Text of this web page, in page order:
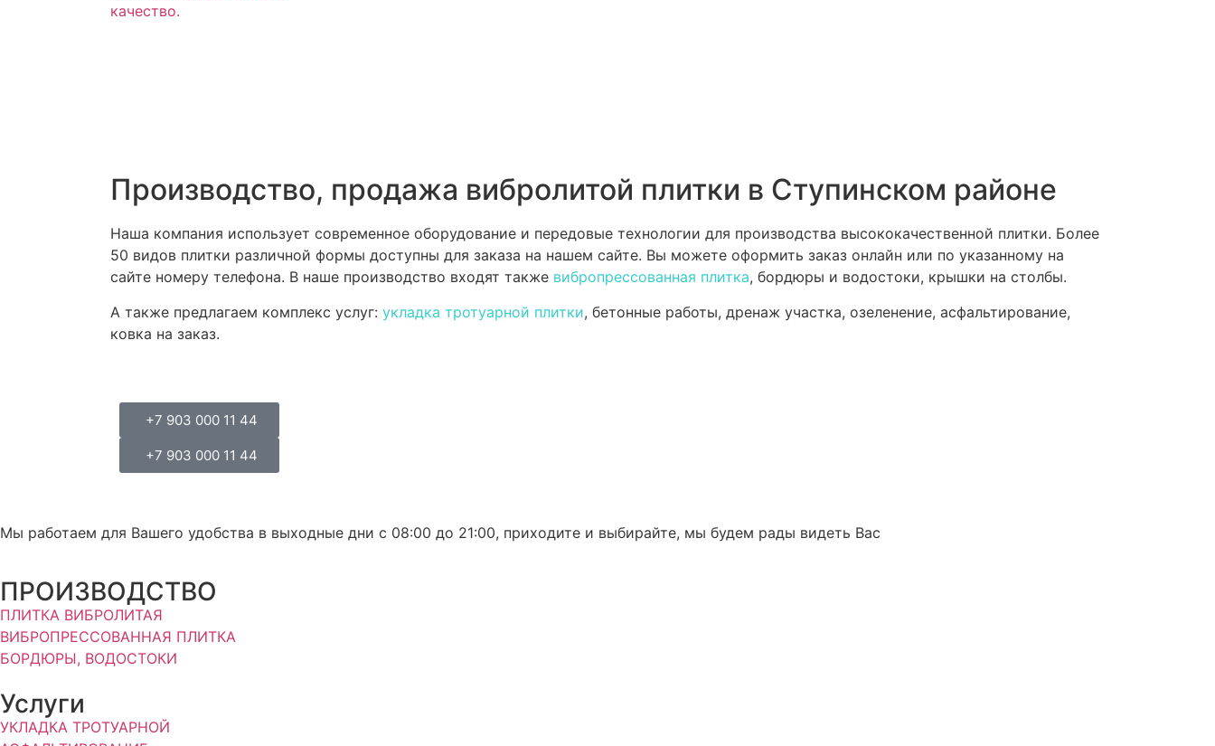
качество.
Производство, продажа вибролитой плитки в Ступинском районе
Наша компания использует современное оборудование и передовые технологии для производства высококачественной плитки. Более
50 видов плитки различной формы доступны для заказа на нашем сайте. Вы можете оформить заказ онлайн или по указанному на
сайте номеру телефона. В наше производство входят также вибропрессованная плитка, бордюры и водостоки, крышки на столбы.
А также предлагаем комплекс услуг: укладка тротуарной плитки, бетонные работы, дренаж участка, озеленение, асфальтирование,
ковка на заказ.
+7 903 000 11 44
+7 903 000 11 44
Мы работаем для Вашего удобства в выходные дни с 08:00 до 21:00, приходите и выбирайте, мы будем рады видеть Вас
ПРОИЗВОДСТВО
ПЛИТКА ВИБРОЛИТАЯ
ВИБРОПРЕССОВАННАЯ ПЛИТКА
БОРДЮРЫ, ВОДОСТОКИ
Услуги
УКЛАДКА ТРОТУАРНОЙ